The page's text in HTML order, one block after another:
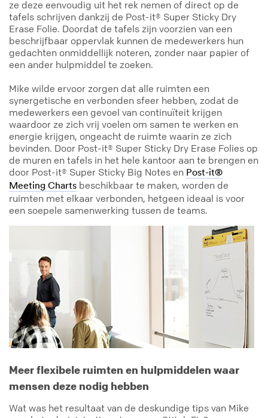
ze deze eenvoudig uit het rek nemen of direct op de
tafels schrijven dankzij de Post-it® Super Sticky Dry
Erase Folie. Doordat de tafels zijn voorzien van een
beschrijfbaar oppervlak kunnen de medewerkers hun
gedachten onmiddellijk noteren, zonder naar papier of
een ander hulpmiddel te zoeken.
Mike wilde ervoor zorgen dat alle ruimten een
synergetische en verbonden sfeer hebben, zodat de
medewerkers een gevoel van continuïteit krijgen
waardoor ze zich vrij voelen om samen te werken en
energie krijgen, ongeacht de ruimte waarin ze zich
bevinden. Door Post-it® Super Sticky Dry Erase Folies op
de muren en tafels in het hele kantoor aan te brengen en
door Post-it® Super Sticky Big Notes en Post-it®
Meeting Charts beschikbaar te maken, worden de
ruimten met elkaar verbonden, hetgeen ideaal is voor
een soepele samenwerking tussen de teams.
Meer flexibele ruimten en hulpmiddelen waar
mensen deze nodig hebben
Wat was het resultaat van de deskundige tips van Mike